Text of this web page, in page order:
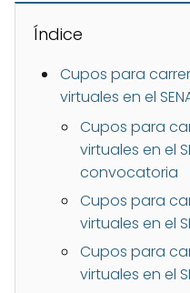
Índice
Cupos para
virtuales en el
Cupos para
virtuales en el
convocatoria
Cupos para
virtuales en el
Cupos para
virtuales en el